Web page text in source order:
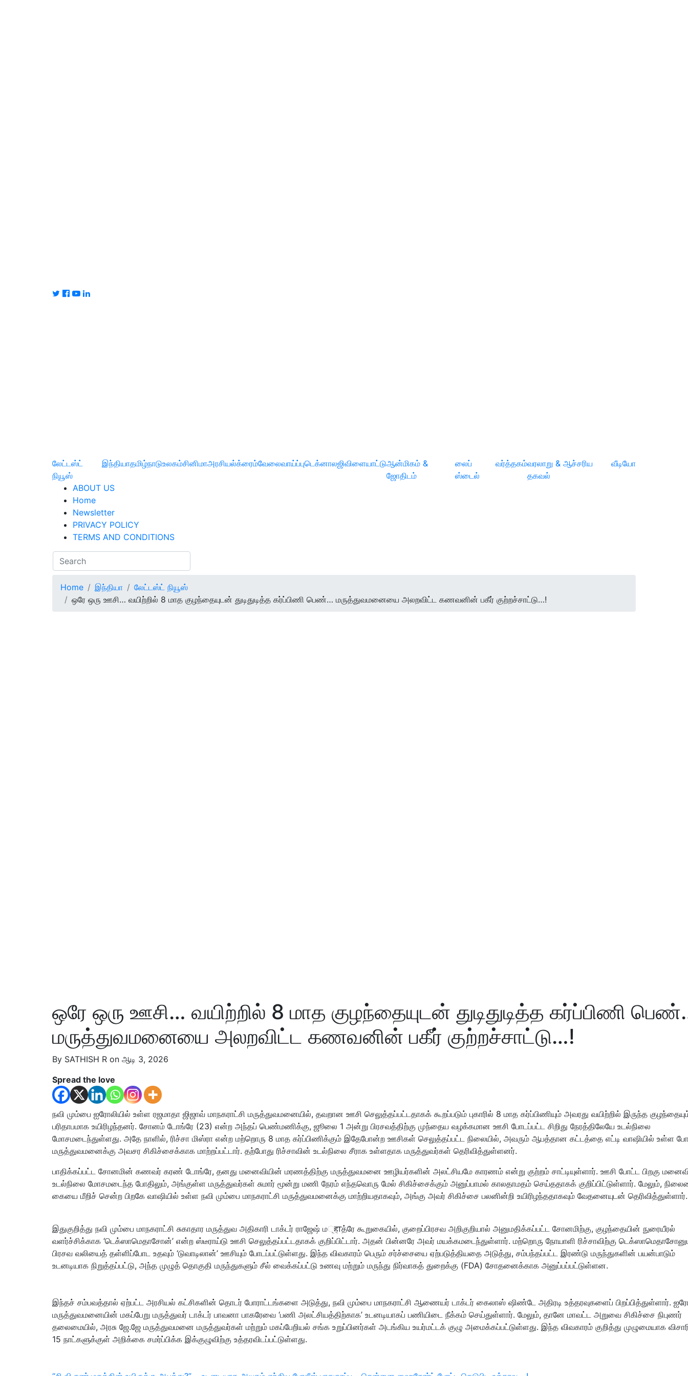
லேட்டஸ்ட்
நியூஸ்
இந்தியாதமிழ்நாடுஉலகம்சினிமாஅரசியல்க்ரைம்வேலைவாய்ப்புடெக்னாலஜிவிளையாட்டுஆன்மிகம் &
ஜோதிடம்
லைப்
ஸ்டைல்
வர்த்தகம்வரலாறு & ஆச்சரிய
தகவல்
வீடியோ
ABOUT US
Home
Newsletter
PRIVACY POLICY
TERMS AND CONDITIONS
Home இந்தியா
லேட்டஸ்ட் நியூஸ்
ஒரே ஒரு ஊசி… வயிற்றில் 8 மாத குழந்தையுடன் துடிதுடித்த கர்ப்பிணி பெண்… மருத்துவமனையை அலறவிட்ட கணவனின் பகீர் குற்றச்சாட்டு…!
ஒரே ஒரு ஊசி… வயிற்றில் 8 மாத குழந்தையுடன் துடிதுடித்த கர்ப்பிணி
மருத்துவமனையை அலறவிட்ட கணவனின் பகீர் குற்றச்சாட்டு…!
By SATHISH R on ஆடி 3, 2026
Spread the love
நவி மும்பை ஐரோலியில் உள்ள ரஜமாதா ஜிஜாவ் மாநகராட்சி மருத்துவமனையில், தவறான ஊசி செலுத்தப்பட்டதாகக் கூறப்படும் புகாரில் 8 மாத கர்ப்பிணியும் அவரது வயிற்றில் இருந்த
பரிதாபமாக உயிரிழந்தனர். சோனம் டோங்ரே (23) என்ற அந்தப் பெண்மணிக்கு, ஜூலை 1 அன்று பிரசவத்திற்கு முந்தைய வழக்கமான ஊசி போடப்பட்ட சிறிது நேரத்திலேயே உடல்நிலை
மோசமடைந்துள்ளது. அதே நாளில், ரிச்சா மிஸ்ரா என்ற மற்றொரு 8 மாத கர்ப்பிணிக்கும் இதேபோன்ற ஊசிகள் செலுத்தப்பட்ட நிலையில், அவரும் ஆபத்தான கட்டத்தை எட்டி வாஷியில் உள்ள
மருத்துவமனைக்கு அவசர சிகிச்சைக்காக மாற்றப்பட்டார். தற்போது ரிச்சாவின் உடல்நிலை சீராக உள்ளதாக மருத்துவர்கள் தெரிவித்துள்ளனர்.
பாதிக்கப்பட்ட சோனமின் கணவர் கரண் டோங்ரே, தனது மனைவியின் மரணத்திற்கு மருத்துவமனை ஊழியர்களின் அலட்சியமே காரணம் என்று குற்றம் சாட்டியுள்ளார். ஊசி போட்ட பிறகு
உடல்நிலை மோசமடைந்த போதிலும், அங்குள்ள மருத்துவர்கள் சுமார் மூன்று மணி நேரம் எந்தவொரு மேல் சிகிச்சைக்கும் அனுப்பாமல் காலதாமதம் செய்ததாகக் குறிப்பிட்டுள்ளார். மேலும்,
கையை மீறிச் சென்ற பிறகே வாஷியில் உள்ள நவி மும்பை மாநகராட்சி மருத்துவமனைக்கு மாற்றியதாகவும், அங்கு அவர் சிகிச்சை பலனின்றி உயிரிழந்ததாகவும் வேதனையுடன் தெரிவித்துள்ளார்.
இதுகுறித்து நவி மும்பை மாநகராட்சி சுகாதார மருத்துவ அதிகாரி டாக்டர் ராஜேஷ் ம्हाத்ரே கூறுகையில், குறைப்பிரசவ அறிகுறியால் அனுமதிக்கப்பட்ட சோனமிற்கு, குழந்தையின் நுரையீரல்
வளர்ச்சிக்காக ‘டெக்ஸாமெதாசோன்’ என்ற ஸ்டீராய்டு ஊசி செலுத்தப்பட்டதாகக் குறிப்பிட்டார். அதன் பின்னரே அவர் மயக்கமடைந்துள்ளார். மற்றொரு நோயாளி ரிச்சாவிற்கு
பிரசவ வலியைத் தள்ளிப்போட உதவும் ‘டுவாடிலான்’ ஊசியும் போடப்பட்டுள்ளது. இந்த விவகாரம் பெரும் சர்ச்சையை ஏற்படுத்தியதை அடுத்து, சம்பந்தப்பட்ட இரண்டு மருந்துகளின் பயன்பாடும்
உடனடியாக நிறுத்தப்பட்டு, அந்த முழுத் தொகுதி மருந்துகளும் சீல் வைக்கப்பட்டு உணவு மற்றும் மருந்து நிர்வாகத் துறைக்கு (FDA) சோதனைக்காக அனுப்பப்பட்டுள்ளன.
இந்தச் சம்பவத்தால் ஏற்பட்ட அரசியல் கட்சிகளின் தொடர் போராட்டங்களை அடுத்து, நவி மும்பை மாநகராட்சி ஆணையர் டாக்டர் கைலாஸ் ஷிண்டே அதிரடி உத்தரவுகளைப் பிறப்பித்துள்ளார்.
மருத்துவமனையின் மகப்பேறு மருத்துவர் டாக்டர் பாவனா பாகரேவை ‘பணி அலட்சியத்திற்காக’ உடனடியாகப் பணியிடை நீக்கம் செய்துள்ளார். மேலும், தானே மாவட்ட அறுவை சிகிச்சை நிபுணர்
தலைமையில், அரசு ஜே.ஜே மருத்துவமனை மருத்துவர்கள் மற்றும் மகப்பேறியல் சங்க உறுப்பினர்கள் அடங்கிய உயர்மட்டக் குழு அமைக்கப்பட்டுள்ளது. இந்த விவகாரம் குறித்து முழுமையாக
15 நாட்களுக்குள் அறிக்கை சமர்ப்பிக்க இக்குழுவிற்கு உத்தரவிடப்பட்டுள்ளது.